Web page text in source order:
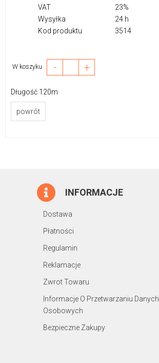
VAT
23%
Wysyłka
24 h
Kod produktu
3514
W koszyku - +
Długość 120m
powrót
INFORMACJE
Dostawa
Płatności
Regulamin
Reklamacje
Zwrot Towaru
Informacje O Przetwarzaniu Danych
Osobowych
Bezpieczne Zakupy